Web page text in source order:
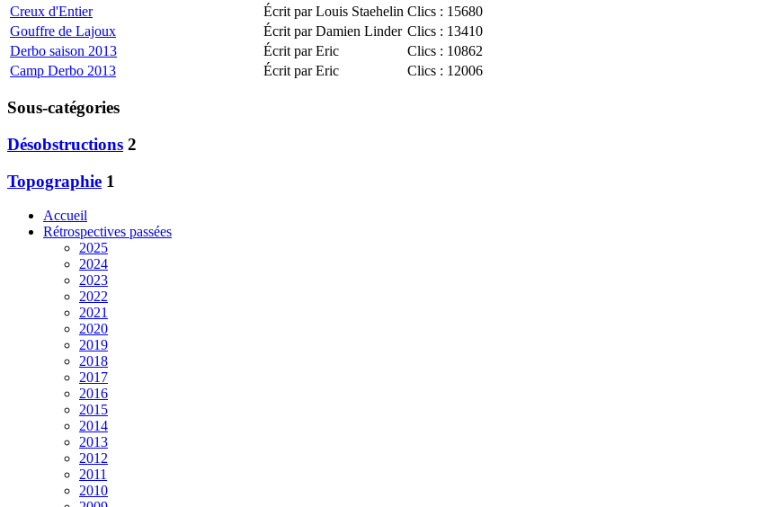
Creux d'Entier
Écrit par Louis Staehelin Clics : 15680
Gouffre de Lajoux
Écrit par Damien Linder Clics : 13410
Derbo saison 2013
Écrit par Eric
Clics : 10862
Camp Derbo 2013
Écrit par Eric Clics : 12006
Sous-catégories
Désobstructions 2
Topographie 1
Accueil
Rétrospectives passées
2025
2024
2023
2022
2021
2020
2019
2018
2017
2016
2015
2014
2013
2012
2011
2010